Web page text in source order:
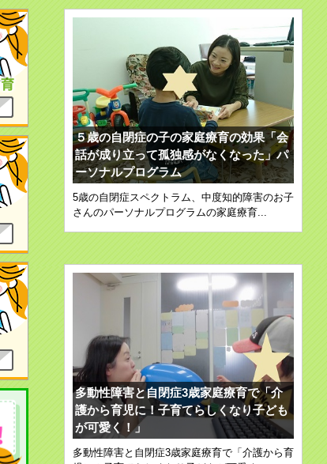
５歳の自閉症の子の家庭療育の効果「会
話が成り立って孤独感がなくなった」パ
ーソナルプログラム
5歳の自閉症スペクトラム、中度知的障害のお子
さんのパーソナルプログラムの家庭療育...
多動性障害と自閉症3歳家庭療育で「介
護から育児に！子育てらしくなり子ども
が可愛く！」
多動性障害と自閉症3歳家庭療育で「介護から育